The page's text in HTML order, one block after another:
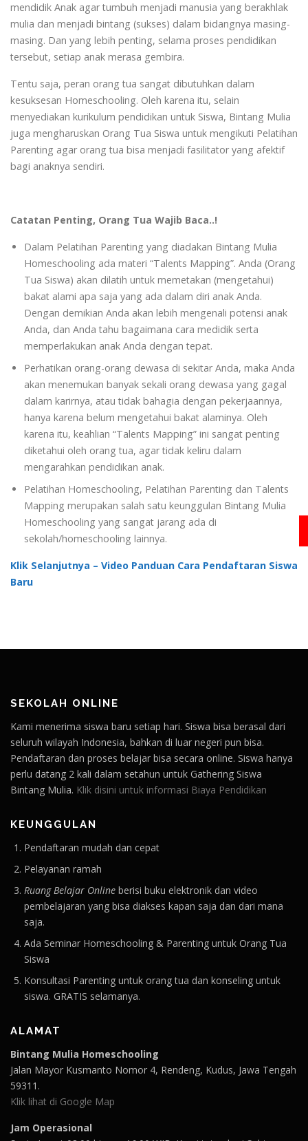
mendidik Anak agar tumbuh menjadi manusia yang berakhlak
mulia dan menjadi bintang (sukses) dalam bidangnya masing-
masing. Dan yang lebih penting, selama proses pendidikan
tersebut, setiap anak merasa gembira.
Tentu saja, peran orang tua sangat dibutuhkan dalam
kesuksesan Homeschooling. Oleh karena itu, selain
menyediakan kurikulum pendidikan untuk Siswa, Bintang Mulia
juga mengharuskan Orang Tua Siswa untuk mengikuti Pelatihan
Parenting agar orang tua bisa menjadi fasilitator yang afektif
bagi anaknya sendiri.
Catatan Penting, Orang Tua Wajib Baca..!
Dalam Pelatihan Parenting yang diadakan Bintang Mulia
Homeschooling ada materi “Talents Mapping”. Anda (Orang
Tua Siswa) akan dilatih untuk memetakan (mengetahui)
bakat alami apa saja yang ada dalam diri anak Anda.
Dengan demikian Anda akan lebih mengenali potensi anak
Anda, dan Anda tahu bagaimana cara medidik serta
memperlakukan anak Anda dengan tepat.
Perhatikan orang-orang dewasa di sekitar Anda, maka Anda
akan menemukan banyak sekali orang dewasa yang gagal
dalam karirnya, atau tidak bahagia dengan pekerjaannya,
hanya karena belum mengetahui bakat alaminya. Oleh
karena itu, keahlian “Talents Mapping” ini sangat penting
diketahui oleh orang tua, agar tidak keliru dalam
mengarahkan pendidikan anak.
Pelatihan Homeschooling, Pelatihan Parenting dan Talents
Mapping merupakan salah satu keunggulan Bintang Mulia
Homeschooling yang sangat jarang ada di
sekolah/homeschooling lainnya.
Klik Selanjutnya – Video Panduan Cara Pendaftaran Siswa
Baru
SEKOLAH ONLINE
Kami menerima siswa baru setiap hari. Siswa bisa berasal dari
seluruh wilayah Indonesia, bahkan di luar negeri pun bisa.
Pendaftaran dan proses belajar bisa secara online. Siswa hanya
perlu datang 2 kali dalam setahun untuk Gathering Siswa
Bintang Mulia. Klik disini untuk informasi Biaya Pendidikan
KEUNGGULAN
Pendaftaran mudah dan cepat
Pelayanan ramah
Ruang Belajar Online berisi buku elektronik dan video
pembelajaran yang bisa diakses kapan saja dan dari mana
saja.
Ada Seminar Homeschooling & Parenting untuk Orang Tua
Siswa
Konsultasi Parenting untuk orang tua dan konseling untuk
siswa. GRATIS selamanya.
ALAMAT
Bintang Mulia Homeschooling
Jalan Mayor Kusmanto Nomor 4, Rendeng, Kudus, Jawa Tengah
59311.
Klik lihat di Google Map
Jam Operasional